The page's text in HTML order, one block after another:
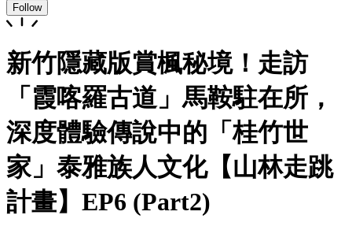
Follow
新竹隱藏版賞楓秘境！走訪
「霞喀羅古道」馬鞍駐在所，
深度體驗傳說中的「桂竹世
家」泰雅族人文化【山林走跳
計畫】EP6 (Part2)